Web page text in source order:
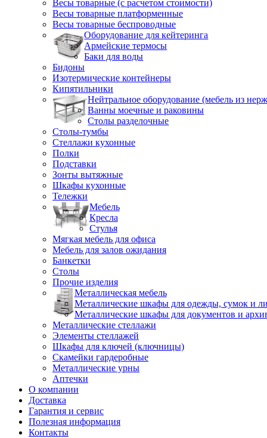
Весы товарные (с расчетом стоимости)
Весы товарные платформенные
Весы товарные беспроводные
Оборудование для кейтеринга
Армейские термосы
Баки для воды
Бидоны
Изотермические контейнеры
Кипятильники
Нейтральное оборудование (мебель из
Ванны моечные и раковины
Столы разделочные
Столы-тумбы
Стеллажи кухонные
Полки
Подставки
Зонты вытяжные
Шкафы кухонные
Тележки
Мебель
Кресла
Стулья
Мягкая мебель для офиса
Мебель для залов ожидания
Банкетки
Столы
Прочие изделия
Металлическая мебель
Металлические шкафы для одежды, сумок и
Металлические шкафы для документов и
Металлические стеллажи
Элементы стеллажей
Шкафы для ключей (ключницы)
Скамейки гардеробные
Металлические урны
Аптечки
О компании
Доставка
Гарантия и сервис
Полезная информация
Контакты